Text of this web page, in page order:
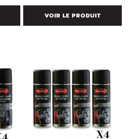
VOIR LE PRODUIT